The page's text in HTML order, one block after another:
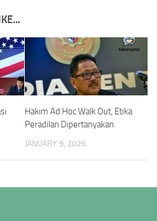
Hakim Ad Hoc Walk Out, Etika
Peradilan Dipertanyakan
JANUARY 9, 2026